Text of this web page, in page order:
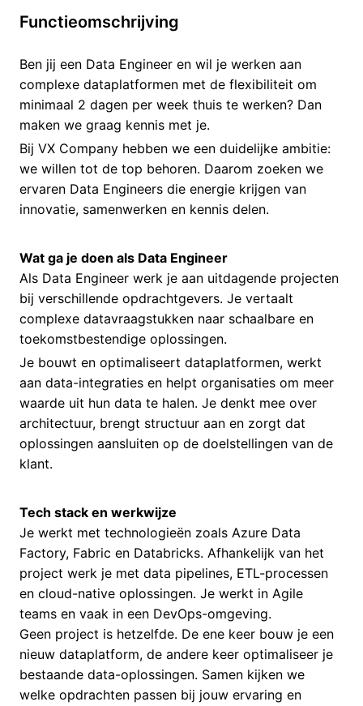
Functieomschrijving
Ben jij een Data Engineer en wil je werken aan
complexe dataplatformen met de flexibiliteit om
minimaal 2 dagen per week thuis te werken? Dan
maken we graag kennis met je.
Bij VX Company hebben we een duidelijke ambitie:
we willen tot de top behoren. Daarom zoeken we
ervaren Data Engineers die energie krijgen van
innovatie, samenwerken en kennis delen.
Wat ga je doen als Data Engineer
Als Data Engineer werk je aan uitdagende projecten
bij verschillende opdrachtgevers. Je vertaalt
complexe datavraagstukken naar schaalbare en
toekomstbestendige oplossingen.
Je bouwt en optimaliseert dataplatformen, werkt
aan data-integraties en helpt organisaties om meer
waarde uit hun data te halen. Je denkt mee over
architectuur, brengt structuur aan en zorgt dat
oplossingen aansluiten op de doelstellingen van de
klant.
Tech stack en werkwijze
Je werkt met technologieën zoals Azure Data
Factory, Fabric en Databricks. Afhankelijk van het
project werk je met data pipelines, ETL-processen
en cloud-native oplossingen. Je werkt in Agile
teams en vaak in een DevOps-omgeving.
Geen project is hetzelfde. De ene keer bouw je een
nieuw dataplatform, de andere keer optimaliseer je
bestaande data-oplossingen. Samen kijken we
welke opdrachten passen bij jouw ervaring en